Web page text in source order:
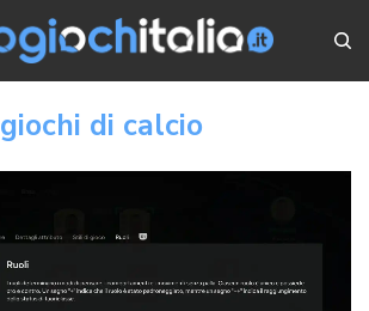
giochi di calcio